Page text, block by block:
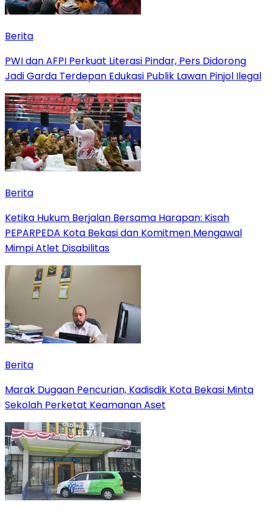
Berita
PWI dan AFPI Perkuat Literasi Pindar, Pers Didorong
Jadi Garda Terdepan Edukasi Publik Lawan Pinjol Ilegal
Berita
Ketika Hukum Berjalan Bersama Harapan: Kisah
PEPARPEDA Kota Bekasi dan Komitmen Mengawal
Mimpi Atlet Disabilitas
Berita
‎Marak Dugaan Pencurian, Kadisdik Kota Bekasi Minta
Sekolah Perketat Keamanan Aset